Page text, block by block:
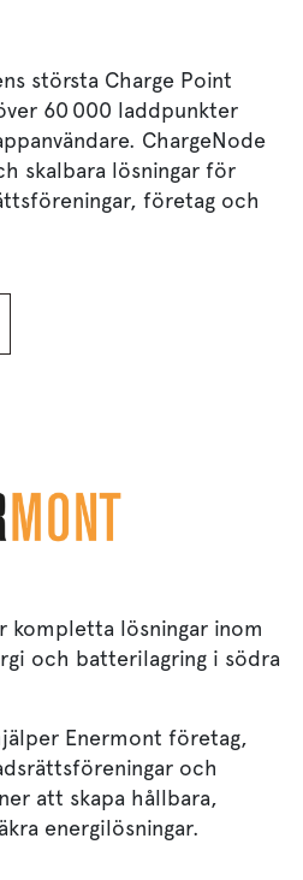
största Charge Point
60 000 laddpunkter
ChargeNode
skalbara lösningar för
företag och
kompletta lösningar inom
och batterilagring i södra
Enermont företag,
och
att skapa hållbara,
energilösningar.